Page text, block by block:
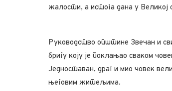
жалости, а истога дана у
Руководство општине Звечан и
бригу коју је поклањао сваком
Једноставан, драг и мио човек
његовим житељима.